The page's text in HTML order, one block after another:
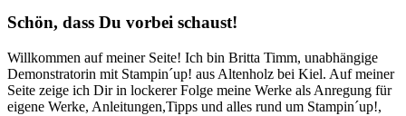
Schön, dass Du vorbei schaust!
Willkommen auf meiner Seite! Ich bin Britta Timm, unabhängige
Demonstratorin mit Stampin´up! aus Altenholz bei Kiel. Auf meiner
Seite zeige ich Dir in lockerer Folge meine Werke als Anregung für
eigene Werke, Anleitungen,Tipps und alles rund um Stampin´up!,